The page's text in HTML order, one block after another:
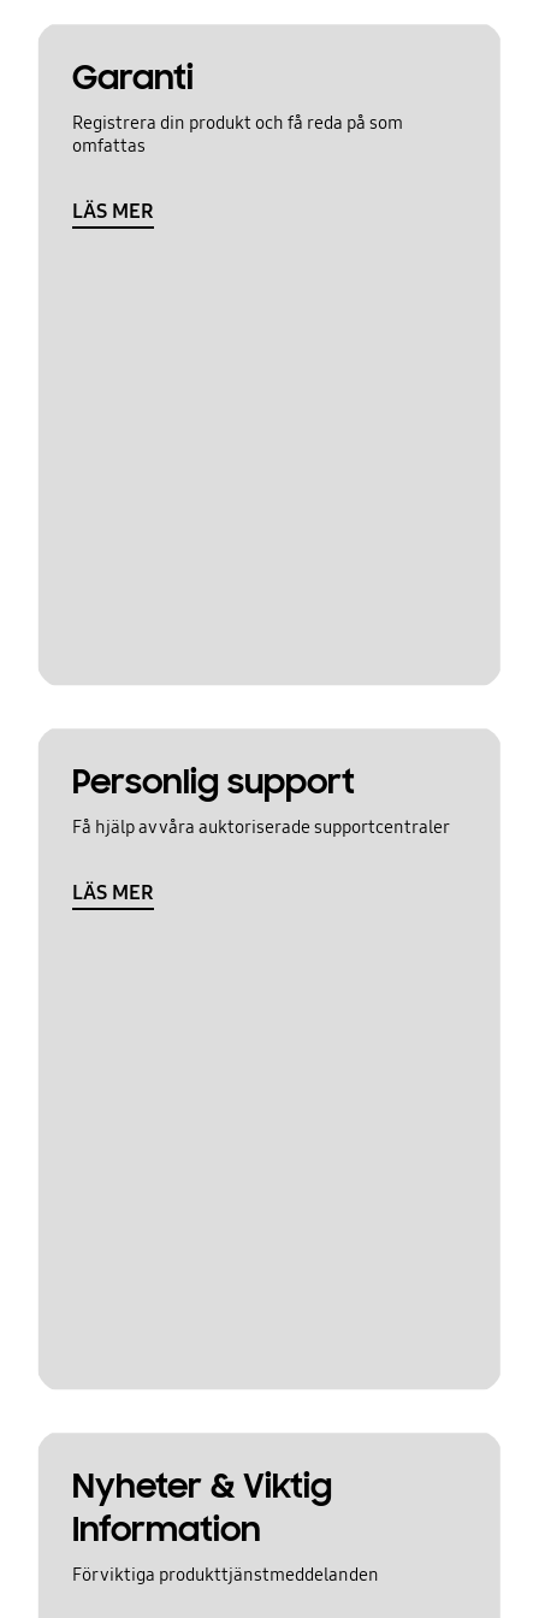
Garanti
Registrera din produkt och få reda på som
omfattas
LÄS MER
Personlig support
Få hjälp av våra auktoriserade supportcentraler
LÄS MER
Nyheter & Viktig
Information
För viktiga produkttjänstmeddelanden